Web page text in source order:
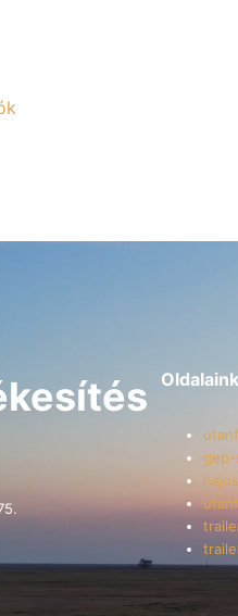
Oldalaink
gep-